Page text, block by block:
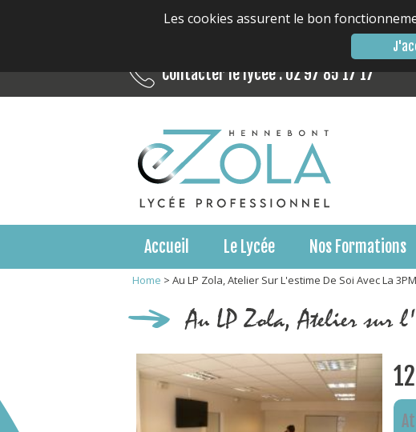
Les cookies assurent le bon
Contacter le lycée : 02 97 85 17 17
Accueil Le Lycée Nos Formations
Home > Au LP Zola, Atelier Sur L'estime De Soi Avec La
Au LP Zola, Atelier sur